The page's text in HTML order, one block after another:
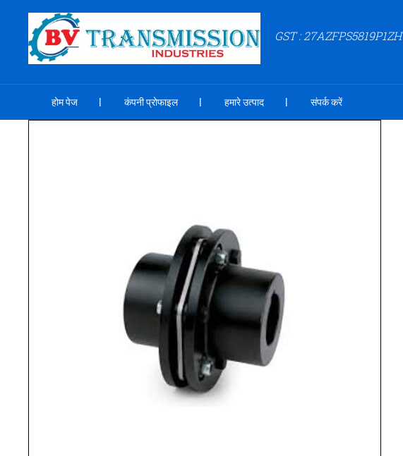
GST : 27AZFPS5819P1ZH
होम पेज कंपनी प्रोफाइल हमारे उत्पाद संपर्क करें